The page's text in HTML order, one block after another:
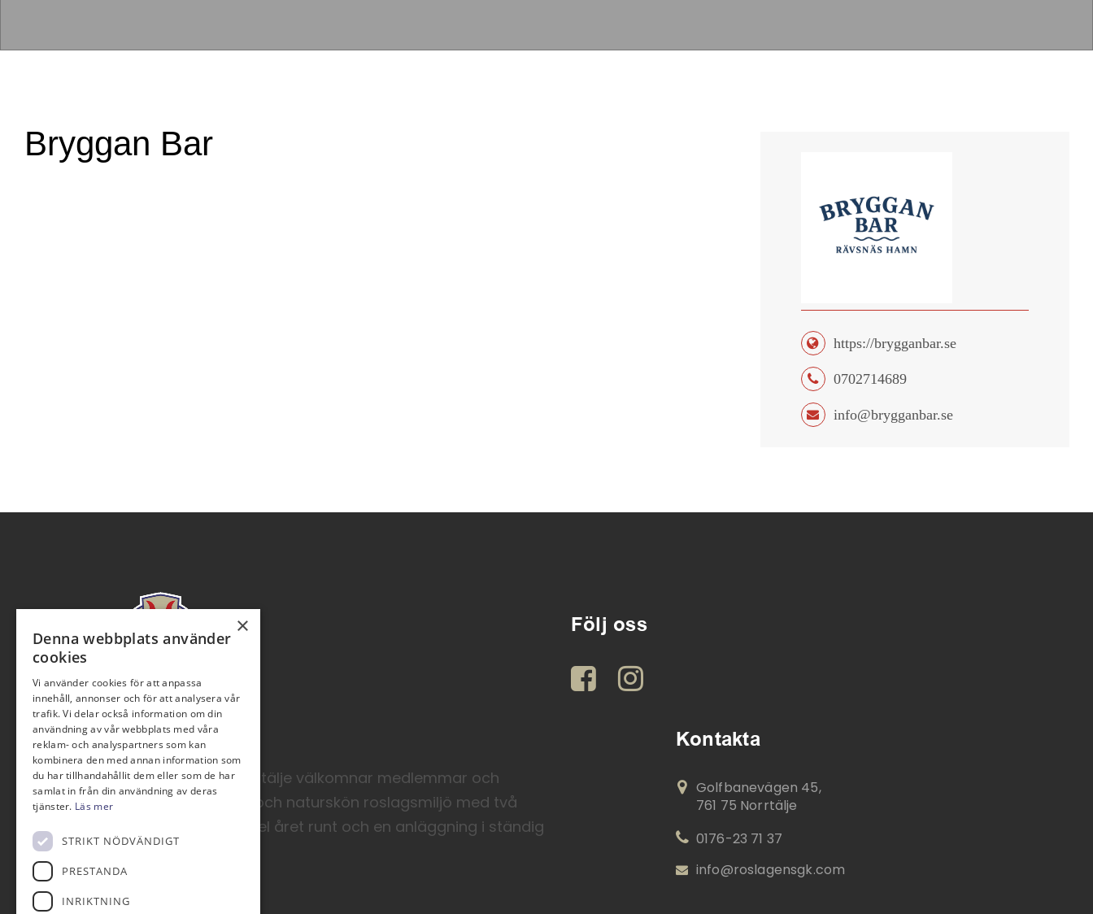
Bryggan Bar
https://brygganbar.se
0702714689
info@brygganbar.se
Följ oss
Roslagens GK Norrtälje välkomnar medlemmar och
gäster till en lugn och naturskön roslagsmiljö med två
golfbanor med spel året runt och en anläggning i ständig
utveckling.
Kontakta
Golfbanevägen 45,
761 75 Norrtälje
0176-23 71 37
info@roslagensgk.com
×
Denna webbplats använder
cookies
Vi använder cookies för att anpassa
innehåll, annonser och för att analysera vår
trafik. Vi delar också information om din
användning av vår webbplats med våra
reklam- och analyspartners som kan
kombinera den med annan information som
du har tillhandahållit dem eller som de har
samlat in från din användning av deras
tjänster. Läs mer
STRIKT NÖDVÄNDIGT
PRESTANDA
INRIKTNING